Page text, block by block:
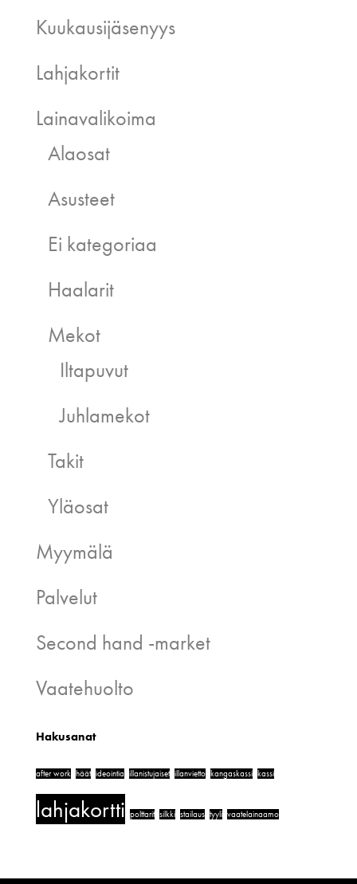
Kuukausijäsenyys
Lahjakortit
Lainavalikoima
Alaosat
Asusteet
Ei kategoriaa
Haalarit
Mekot
Iltapuvut
Juhlamekot
Takit
Yläosat
Myymälä
Palvelut
Second hand -market
Vaatehuolto
Hakusanat
after work häät ideointia illanistujaiset illanvietto kangaskassi kassi
lahjakortti polttarit silkki stailaus tyyli vaatelainaamo